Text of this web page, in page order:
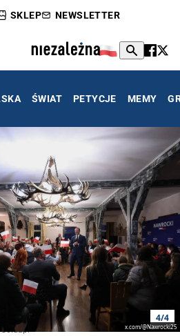
SKLEP NEWSLETTER
ŚWIAT PETYCJE MEMY
4/4
x.com/@Nawrocki25